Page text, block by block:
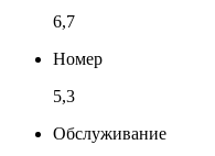
6,7
Номер
5,3
Обслуживание